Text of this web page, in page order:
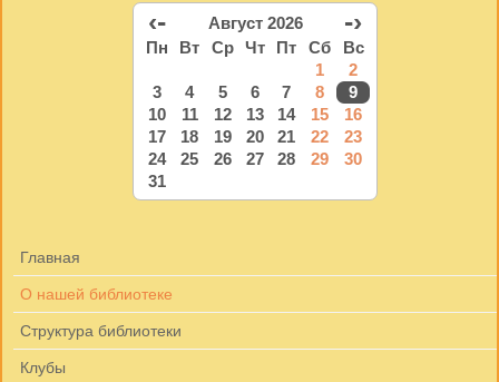
‹- Август 2026 -›
Пн Вт Ср Чт Пт Сб
Вс
1
2
3
4 5 6 7 8
9
10
11 12 13 14 15
16
17
18 19 20 21 22
23
24
25 26 27 28 29
30
31
Главная
О нашей библиотеке
Структура библиотеки
Клубы